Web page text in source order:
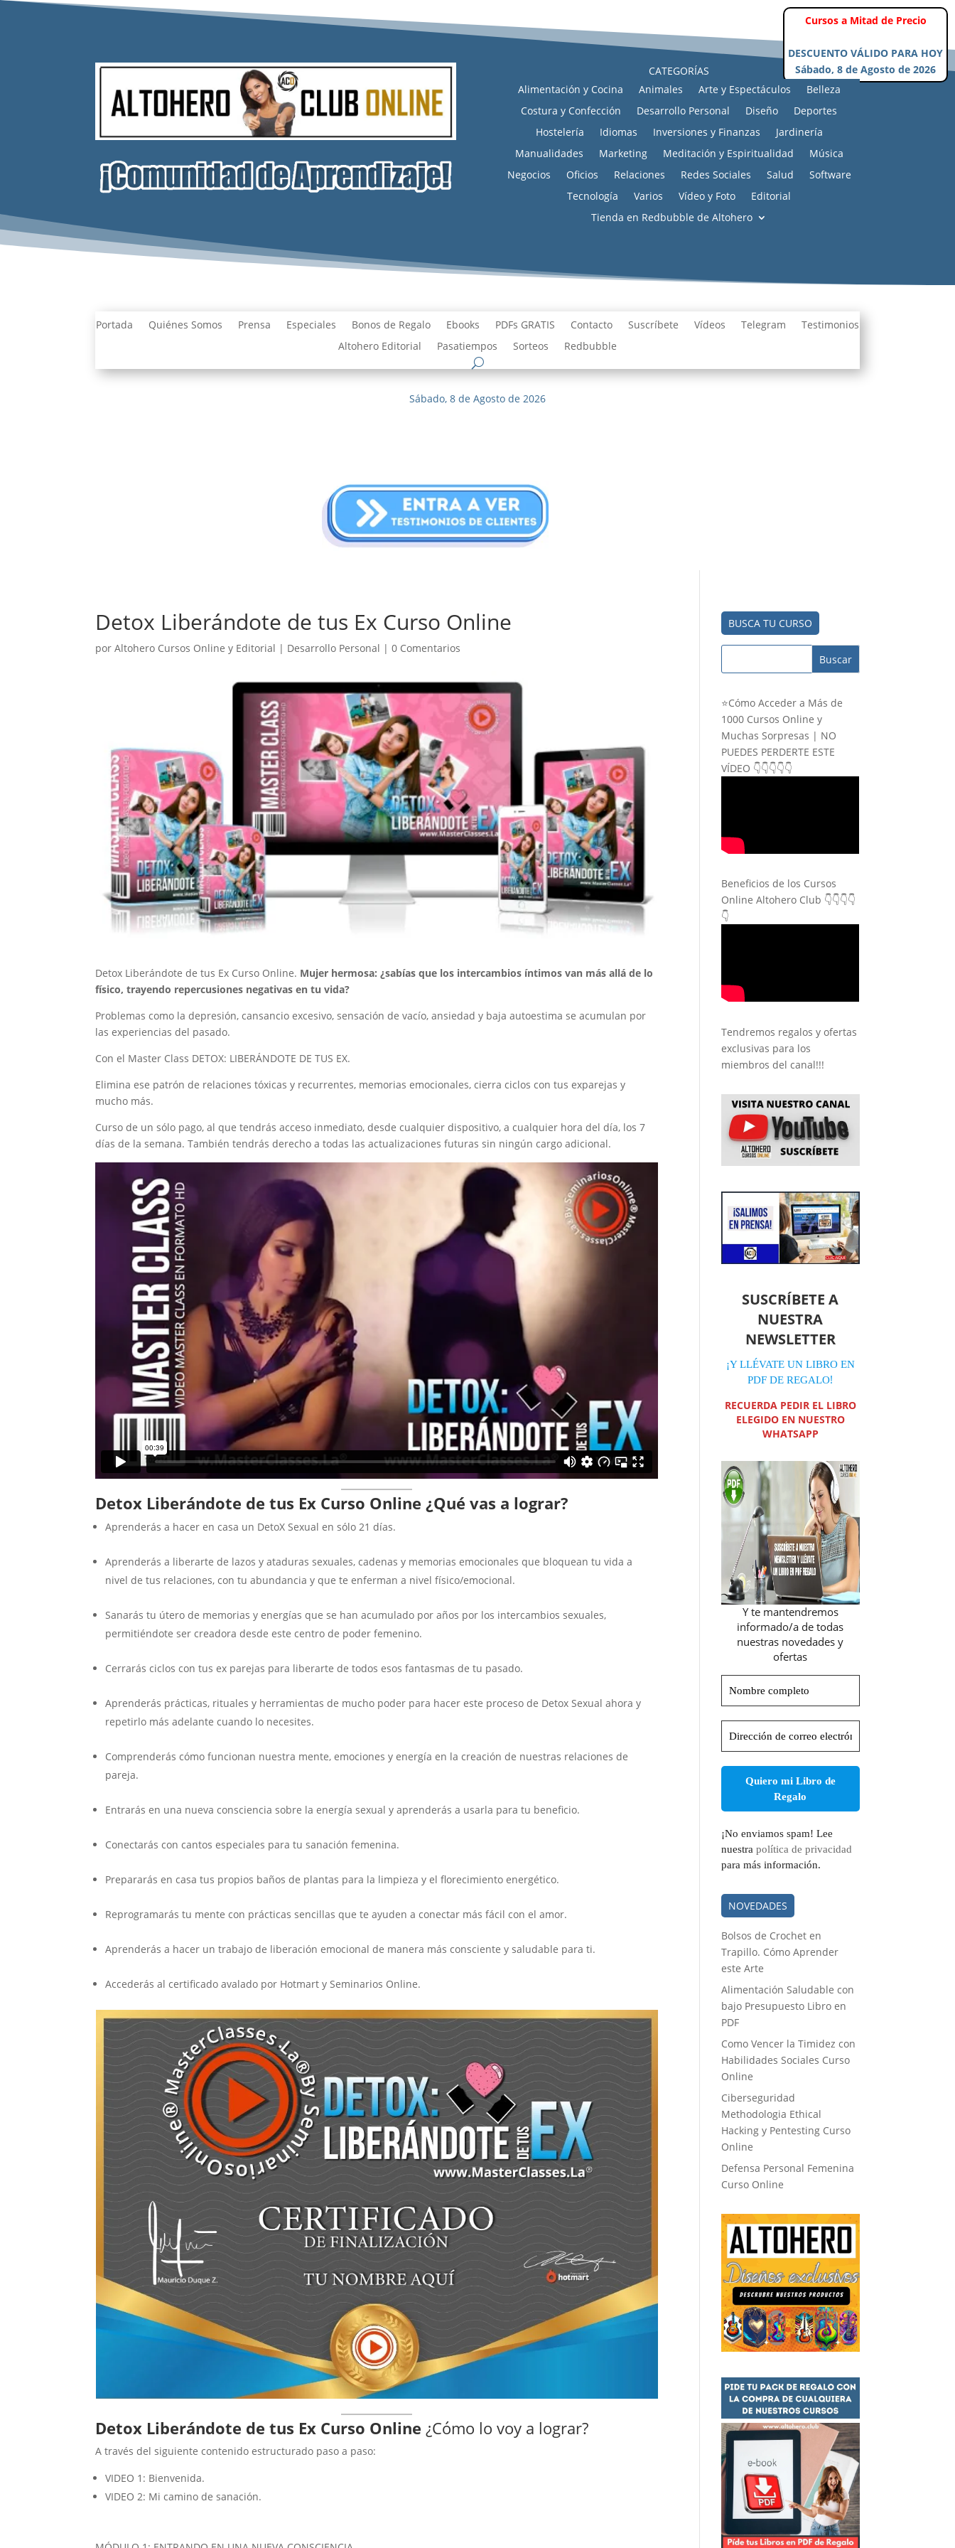
CATEGORÍAS
Alimentación y Cocina
Animales Arte y Espectáculos
Belleza
Costura y Confección
Desarrollo Personal Diseño
Deportes
Hostelería
Idiomas Inversiones y Finanzas
Jardinería
Manualidades
Marketing Meditación y Espiritualidad
Música
Negocios
Oficios Relaciones Redes Sociales Salud
Software
Tecnología
Varios Vídeo y Foto
Editorial
Tienda en Redbubble de Altohero
Portada Quiénes Somos Prensa Especiales Bonos de Regalo Ebooks PDFs GRATIS Contacto Suscríbete Vídeos Telegram
Testimonios
Altohero Editorial
Pasatiempos Sorteos Redbubble
Sábado, 8 de Agosto de 2026
Detox Liberándote de tus Ex Curso Online
porAltohero Cursos Online y Editorial | Desarrollo Personal |0 Comentarios
Detox Liberándote de tus Ex Curso Online. Mujer hermosa: ¿sabías que los intercambios íntimos van más allá de lo
físico, trayendo repercusiones negativas en tu vida?
Problemas como la depresión, cansancio excesivo, sensación de vacío, ansiedad y baja autoestima se acumulan por
las experiencias del pasado.
Con el Master Class DETOX: LIBERÁNDOTE DE TUS EX.
Elimina ese patrón de relaciones tóxicas y recurrentes, memorias emocionales, cierra ciclos con tus exparejas y
mucho más.
Curso de un sólo pago, al que tendrás acceso inmediato, desde cualquier dispositivo, a cualquier hora del día, los 7
días de la semana. También tendrás derecho a todas las actualizaciones futuras sin ningún cargo adicional.
Detox Liberándote de tus Ex Curso Online ¿Qué vas a lograr?
Aprenderás a hacer en casa un DetoX Sexual en sólo 21 días.
Aprenderás a liberarte de lazos y ataduras sexuales, cadenas y memorias emocionales que bloquean tu vida a
nivel de tus relaciones, con tu abundancia y que te enferman a nivel físico/emocional.
Sanarás tu útero de memorias y energías que se han acumulado por años por los intercambios sexuales,
permitiéndote ser creadora desde este centro de poder femenino.
Cerrarás ciclos con tus ex parejas para liberarte de todos esos fantasmas de tu pasado.
Aprenderás prácticas, rituales y herramientas de mucho poder para hacer este proceso de Detox Sexual ahora y
repetirlo más adelante cuando lo necesites.
Comprenderás cómo funcionan nuestra mente, emociones y energía en la creación de nuestras relaciones de
pareja.
Entrarás en una nueva consciencia sobre la energía sexual y aprenderás a usarla para tu beneficio.
Conectarás con cantos especiales para tu sanación femenina.
Prepararás en casa tus propios baños de plantas para la limpieza y el florecimiento energético.
Reprogramarás tu mente con prácticas sencillas que te ayuden a conectar más fácil con el amor.
Aprenderás a hacer un trabajo de liberación emocional de manera más consciente y saludable para ti.
Accederás al certificado avalado por Hotmart y Seminarios Online.
Detox Liberándote de tus Ex Curso Online ¿Cómo lo voy a lograr?
A través del siguiente contenido estructurado paso a paso:
VIDEO 1: Bienvenida.
VIDEO 2: Mi camino de sanación.
BUSCA TU CURSO
⭐Cómo Acceder a Más de
1000 Cursos Online y
Muchas Sorpresas | NO
PUEDES PERDERTE ESTE
VÍDEO 👇👇👇👇👇
Beneficios de los Cursos
Online Altohero Club 👇👇👇👇
👇
Tendremos regalos y ofertas
exclusivas para los
miembros del canal!!!
SUSCRÍBETE A
NUESTRA
NEWSLETTER
¡Y LLÉVATE UN LIBRO EN
PDF DE REGALO!
RECUERDA PEDIR EL LIBRO
ELEGIDO EN NUESTRO
WHATSAPP
Y te mantendremos
informado/a de todas
nuestras novedades y
ofertas
completo
de
correo
electrónico
¡No enviamos spam! Lee
nuestrapolítica de privacidad
para más información.
NOVEDADES
Bolsos de Crochet en
Trapillo. Cómo Aprender
este Arte
Alimentación Saludable con
bajo Presupuesto Libro en
PDF
Como Vencer la Timidez con
Habilidades Sociales Curso
Online
Ciberseguridad
Methodologia Ethical
Hacking y Pentesting Curso
Online
Defensa Personal Femenina
Curso Online